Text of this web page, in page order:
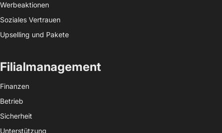
Werbeaktionen
Soziales Vertrauen
Upselling und Pakete
Filialmanagement
Finanzen
Betrieb
Sicherheit
Unterstützung